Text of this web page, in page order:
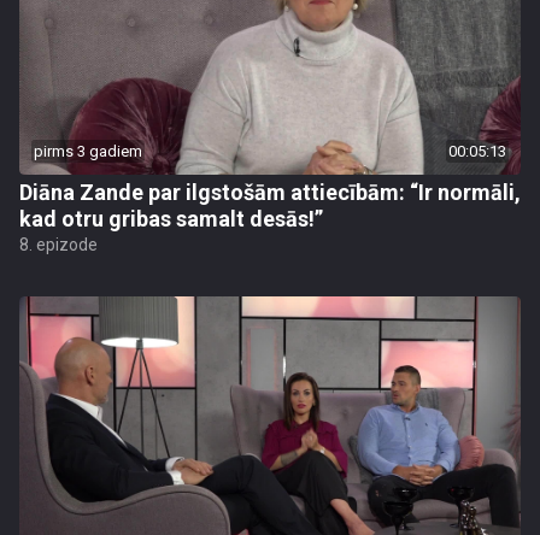
pirms 3 gadiem 00:05:13
Diāna Zande par ilgstošām attiecībām: “Ir normāli,
kad otru gribas samalt desās!”
8. epizode